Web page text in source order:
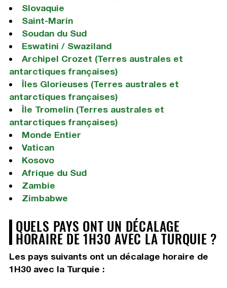
Slovaquie
Saint-Marin
Soudan du Sud
Eswatini / Swaziland
Archipel Crozet (Terres australes et
antarctiques françaises)
Îles Glorieuses (Terres australes et
antarctiques françaises)
Île Tromelin (Terres australes et
antarctiques françaises)
Monde Entier
Vatican
Kosovo
Afrique du Sud
Zambie
Zimbabwe
QUELS PAYS ONT UN DÉCALAGE
HORAIRE DE 1H30 AVEC LA TURQUIE ?
Les pays suivants ont un décalage horaire de
1H30 avec la Turquie :